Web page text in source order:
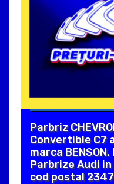
Parbriz
Convertible C7
marca
Parbrize Audi in
cod postal